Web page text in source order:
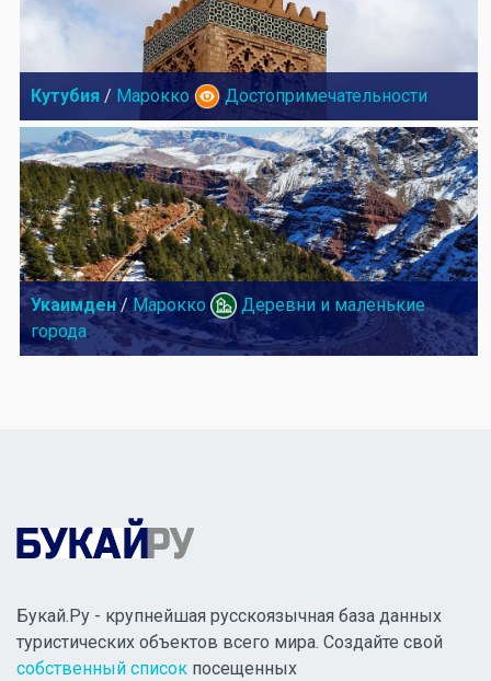
Кутубия / Марокко Достопримечательности
Укаимден/ Марокко
Деревни и маленькие
города
Букай.Ру - крупнейшая русскоязычная база данных
туристических объектов всего мира. Создайте свой
собственный список посещенных